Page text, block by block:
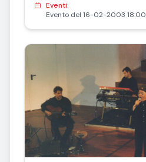
Eventi:
Evento del 16-02-2003 18:00